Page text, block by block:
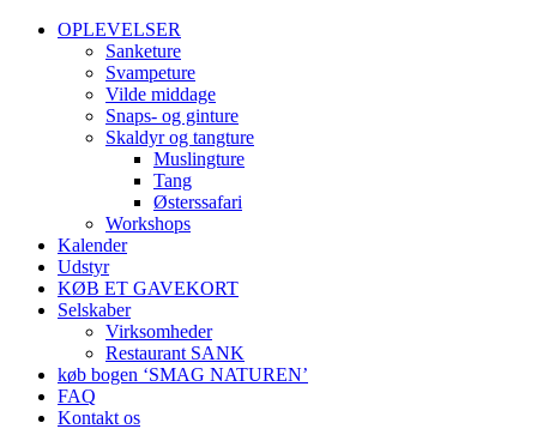
OPLEVELSER
Sanketure
Svampeture
Vilde middage
Snaps- og ginture
Skaldyr og tangture
Muslingture
Tang
Østerssafari
Workshops
Kalender
Udstyr
KØB ET GAVEKORT
Selskaber
Virksomheder
Restaurant SANK
køb bogen ‘SMAG NATUREN’
FAQ
Kontakt os